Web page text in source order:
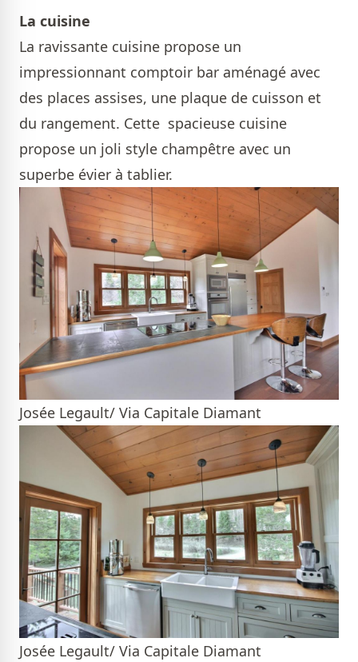
La cuisine
La ravissante cuisine propose un
impressionnant comptoir bar aménagé avec
des places assises, une plaque de cuisson et
du rangement. Cette spacieuse cuisine
propose un joli style champêtre avec un
superbe évier à tablier.
Josée Legault/ Via Capitale Diamant
Josée Legault/ Via Capitale Diamant